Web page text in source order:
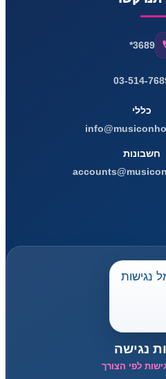
*3689
03-514-
כללי
חשבונות
נגישה
לפי הצורך